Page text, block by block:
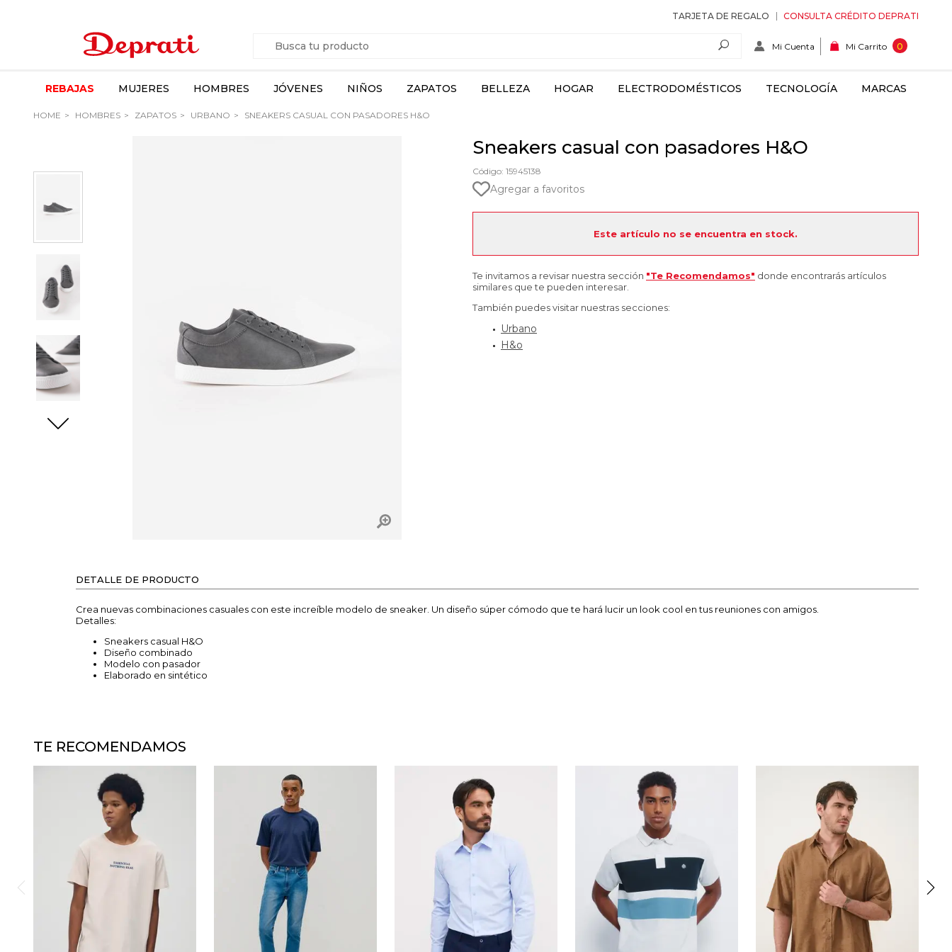
TARJETA DE REGALO CONSULTA CRÉDITO DEPRATI
Mi Cuenta Mi Carrito 0
REBAJAS MUJERES HOMBRES JÓVENES NIÑOS ZAPATOS BELLEZA HOGAR ELECTRODOMÉSTICOS TECNOLOGÍA MARCAS
HOME HOMBRES ZAPATOS URBANO SNEAKERS CASUAL CON PASADORES H&O
Sneakers casual con pasadores H&O
Código: 15945138
Agregar a favoritos
Este artículo no se encuentra en stock.
Te invitamos a revisar nuestra sección "Te Recomendamos" donde encontrarás artículos
similares que te pueden interesar.
También puedes visitar nuestras secciones:
Urbano
H&o
DETALLE DE PRODUCTO
Crea nuevas combinaciones casuales con este increíble modelo de sneaker. Un diseño súper cómodo que te hará lucir un look cool en tus reuniones con amigos.
Detalles:
Sneakers casual H&O
Diseño combinado
Modelo con pasador
Elaborado en sintético
TE RECOMENDAMOS